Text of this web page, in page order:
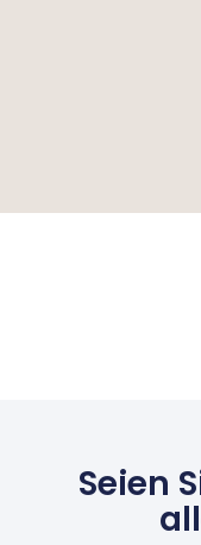
Seien